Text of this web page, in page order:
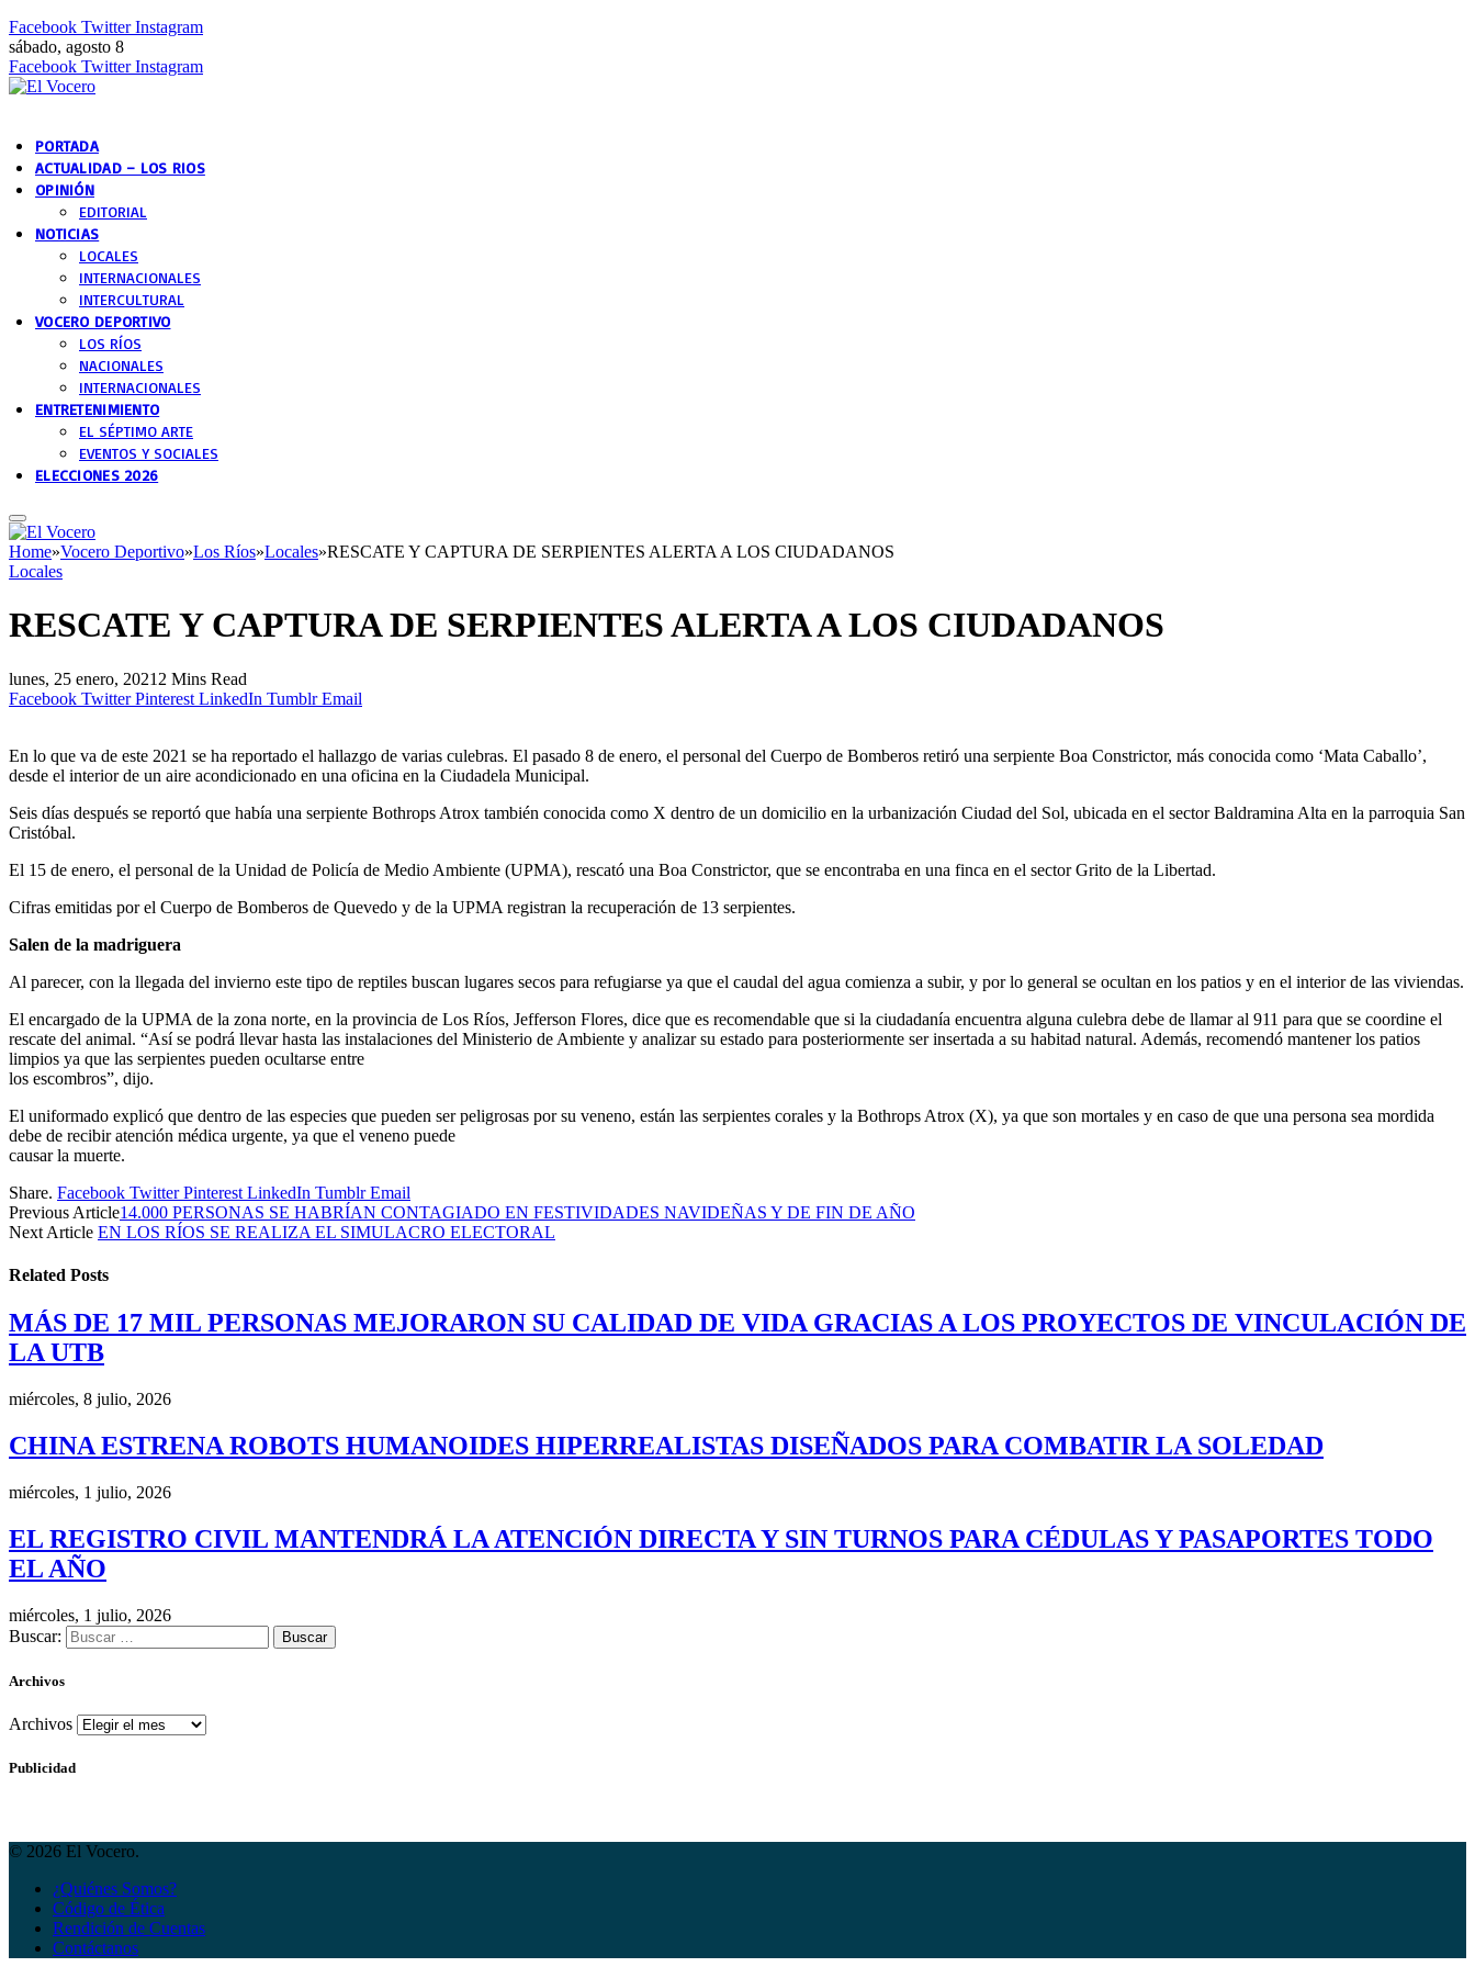
Facebook Twitter Instagram
sábado, agosto 8
Facebook Twitter Instagram
PORTADA
ACTUALIDAD – LOS RIOS
OPINIÓN
EDITORIAL
NOTICIAS
LOCALES
INTERNACIONALES
INTERCULTURAL
VOCERO DEPORTIVO
LOS RÍOS
NACIONALES
INTERNACIONALES
ENTRETENIMIENTO
EL SÉPTIMO ARTE
EVENTOS Y SOCIALES
ELECCIONES 2026
Home»Vocero Deportivo»Los Ríos»Locales»RESCATE Y CAPTURA DE SERPIENTES ALERTA A LOS CIUDADANOS
Locales
RESCATE Y CAPTURA DE SERPIENTES ALERTA A LOS CIUDADANOS
lunes, 25 enero, 2021 2 Mins Read
Facebook Twitter Pinterest LinkedIn Tumblr Email
En lo que va de este 2021 se ha reportado el hallazgo de varias culebras. El pasado 8 de enero, el personal del Cuerpo de Bomberos retiró una serpiente Boa Constrictor, más conocida como ‘Mata Caballo’,
desde el interior de un aire acondicionado en una oficina en la Ciudadela Municipal.
Seis días después se reportó que había una serpiente Bothrops Atrox también conocida como X dentro de un domicilio en la urbanización Ciudad del Sol, ubicada en el sector Baldramina Alta en la parroquia San
Cristóbal.
El 15 de enero, el personal de la Unidad de Policía de Medio Ambiente (UPMA), rescató una Boa Constrictor, que se encontraba en una finca en el sector Grito de la Libertad.
Cifras emitidas por el Cuerpo de Bomberos de Quevedo y de la UPMA registran la recuperación de 13 serpientes.
Salen de la madriguera
Al parecer, con la llegada del invierno este tipo de reptiles buscan lugares secos para refugiarse ya que el caudal del agua comienza a subir, y por lo general se ocultan en los patios y en el interior de las viviendas.
El encargado de la UPMA de la zona norte, en la provincia de Los Ríos, Jefferson Flores, dice que es recomendable que si la ciudadanía encuentra alguna culebra debe de llamar al 911 para que se coordine el
rescate del animal. “Así se podrá llevar hasta las instalaciones del Ministerio de Ambiente y analizar su estado para posteriormente ser insertada a su habitad natural. Además, recomendó mantener los patios
limpios ya que las serpientes pueden ocultarse entre
los escombros”, dijo.
El uniformado explicó que dentro de las especies que pueden ser peligrosas por su veneno, están las serpientes corales y la Bothrops Atrox (X), ya que son mortales y en caso de que una persona sea mordida
debe de recibir atención médica urgente, ya que el veneno puede
causar la muerte.
Share. Facebook Twitter Pinterest LinkedIn Tumblr Email
Previous Article14.000 PERSONAS SE HABRÍAN CONTAGIADO EN FESTIVIDADES NAVIDEÑAS Y DE FIN DE AÑO
Next Article EN LOS RÍOS SE REALIZA EL SIMULACRO ELECTORAL
Related Posts
MÁS DE 17 MIL PERSONAS MEJORARON SU CALIDAD DE VIDA GRACIAS A LOS PROYECTOS DE VINCULACIÓN DE
LA UTB
miércoles, 8 julio, 2026
CHINA ESTRENA ROBOTS HUMANOIDES HIPERREALISTAS DISEÑADOS PARA COMBATIR LA SOLEDAD
miércoles, 1 julio, 2026
EL REGISTRO CIVIL MANTENDRÁ LA ATENCIÓN DIRECTA Y SIN TURNOS PARA CÉDULAS Y PASAPORTES TODO
EL AÑO
miércoles, 1 julio, 2026
Buscar:
Archivos
Archivos
Publicidad
© 2026 El Vocero.
¿Quiénes Somos?
Código de Ética
Rendición de Cuentas
Contáctanos